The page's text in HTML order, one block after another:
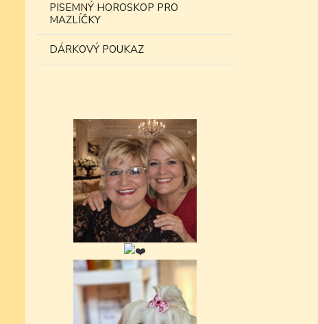
PISEMNÝ HOROSKOP PRO
MAZLÍČKY
DÁRKOVÝ POUKAZ